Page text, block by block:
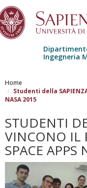
Ingegneria
Home
Studenti della
NASA 2015
STUDENTI
VINCONO IL
SPACE APPS